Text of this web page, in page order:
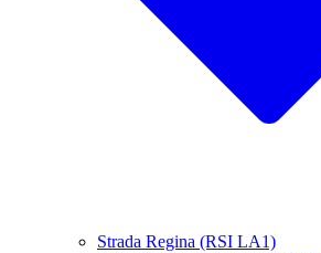
Strada Regina (RSI LA1)